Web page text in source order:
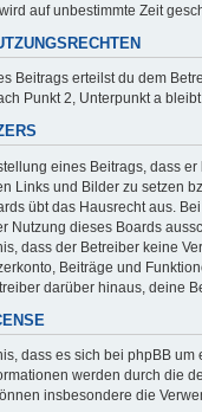
auf unbestimmte Zeit
Beitrags erteilst du dem
Punkt 2, Unterpunkt a
eines Beitrags, dass
Links und Bilder zu setzen
übt das Hausrecht aus.
Nutzung dieses Boards
dass der Betreiber keine
Beiträge und
darüber hinaus, deine
dass es sich bei phpBB um
werden durch die
insbesondere die